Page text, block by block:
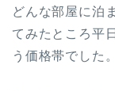
どんな部屋に泊
てみたところ平
う価格帯でした。